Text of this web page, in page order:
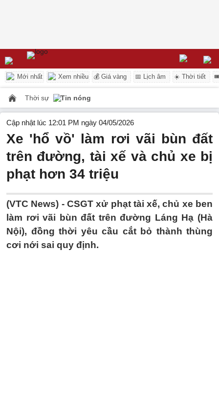
Mới nhất Xem nhiều 💰 Giá vàng 📅 Lịch âm ☀️ Thời tiết
Thời sự Tin nóng
Cập nhật lúc 12:01 PM ngày 04/05/2026
Xe 'hổ vồ' làm rơi vãi bùn đất
trên đường, tài xế và chủ xe bị
phạt hơn 34 triệu
(VTC News) - CSGT xử phạt tài xế, chủ xe ben
làm rơi vãi bùn đất trên đường Láng Hạ (Hà
Nội), đồng thời yêu cầu cắt bỏ thành thùng
cơi nới sai quy định.